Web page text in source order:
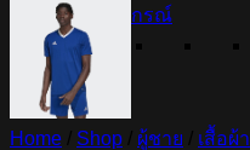
อุปกรณ์
Home Shop ผู้ชาย เสื้อผ้า